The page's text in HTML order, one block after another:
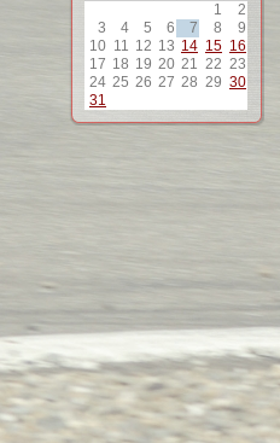
1
2
3
4 5 6 7 8
9
10 11 12 13 14 15 16
17 18 19 20 21 22 23
24 25 26 27 28 29 30
31